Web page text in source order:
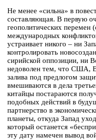
Не менее «сильна» в
составляющая. В первую
геополитических перемен
международных
устраивает никого – ни
контролировать
сирийской оппозиции, ни
недоволен тем, что США,
залива под предлогом
вмешиваются в дела
китайцы постараются
подобных действий в
партнерство в
планеты, откуда Запад
который останется
эту дату намечен вывод